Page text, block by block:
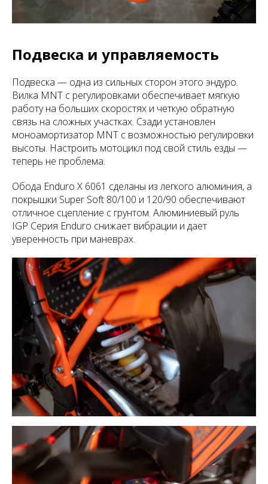
Подвеска и управляемость
Подвеска — одна из сильных сторон этого эндуро.
Вилка MNT с регулировками обеспечивает мягкую
работу на больших скоростях и четкую обратную
связь на сложных участках. Сзади установлен
моноамортизатор MNT с возможностью регулировки
высоты. Настроить мотоцикл под свой стиль езды —
теперь не проблема.
Обода Enduro X 6061 сделаны из легкого алюминия, а
покрышки Super Soft 80/100 и 120/90 обеспечивают
отличное сцепление с грунтом. Алюминиевый руль
IGP Серия Enduro снижает вибрации и дает
уверенность при маневрах.